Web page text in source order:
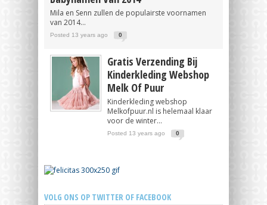
Mila en Senn zullen de populairste voornamen
van 2014...
Posted 13 years ago 0
Gratis Verzending Bij
Kinderkleding Webshop
Melk Of Puur
Kinderkleding webshop
Melkofpuur.nl is helemaal klaar
voor de winter...
Posted 13 years ago 0
VOLG ONS OP TWITTER OF FACEBOOK